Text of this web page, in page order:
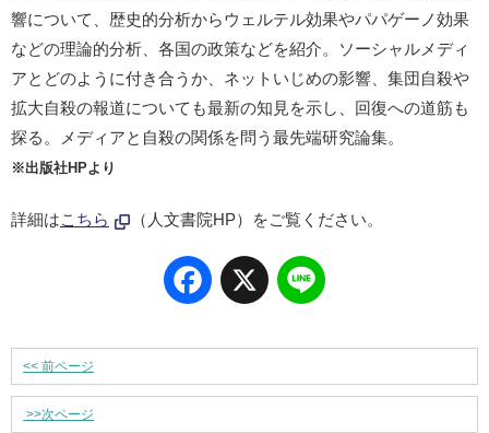
響について、歴史的分析からウェルテル効果やパパゲーノ効果
などの理論的分析、各国の政策などを紹介。ソーシャルメディ
アとどのように付き合うか、ネットいじめの影響、集団自殺や
拡大自殺の報道についても最新の知見を示し、回復への道筋も
探る。メディアと自殺の関係を問う最先端研究論集。
※出版社HPより
詳細はこちら （人文書院HP）をご覧ください。
Facebook
X
<< 前ページ
>>次ページ